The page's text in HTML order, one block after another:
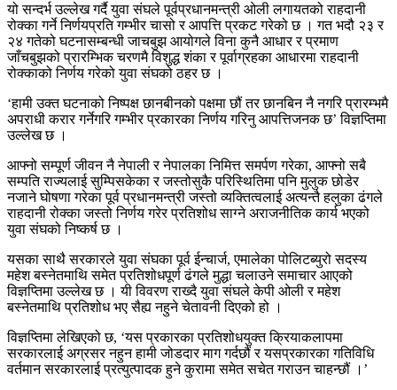
यो सन्दर्भ उल्लेख गर्दै युवा संघले पूर्वप्रधानमन्त्री ओली लगायतको राहदानी
रोक्का गर्ने निर्णयप्रति गम्भीर चासो र आपत्ति प्रकट गरेको छ । गत भदौ २३ र
२४ गतेको घटनासम्बन्धी जाचबुझ आयोगले विना कुनै आधार र प्रमाण
जाँचबुझको प्रारम्भिक चरणमै विशुद्ध शंका र पूर्वाग्रहका आधारमा राहदानी
रोक्काको निर्णय गरेको युवा संघको ठहर छ ।
‘हामी उक्त घटनाको निष्पक्ष छानबीनको पक्षमा छौं तर छानबिन नै नगरि प्रारम्भमै
अपराधी करार गर्नेगरि गम्भीर प्रकारका निर्णय गरिनु आपत्तिजनक छ’ विज्ञप्तिमा
उल्लेख छ ।
आफ्नो सम्पूर्ण जीवन नै नेपाली र नेपालका निमित्त समर्पण गरेका, आफ्नो सबै
सम्पति राज्यलाई सुम्पिसकेका र जस्तोसुकै परिस्थितिमा पनि मुलुक छोडेर
नजाने घोषणा गरेका पूर्व प्रधानमन्त्री जस्तो व्यक्तित्वलाई अत्यन्तै हलुका ढंगले
राहदानी रोक्का जस्तो निर्णय गरेर प्रतिशोध साग्ने अराजनीतिक कार्य भएको
युवा संघको निष्कर्ष छ ।
यसका साथै सरकारले युवा संघका पूर्व ईन्चार्ज, एमालेका पोलिटब्युरो सदस्य
महेश बस्नेतमाथि समेत प्रतिशोधपूर्ण ढंगले मुद्धा चलाउने समाचार आएको
विज्ञप्तिमा उल्लेख छ । यी विवरण राख्दै युवा संघले केपी ओली र महेश
बस्नेतमाथि प्रतिशोध भए सैह्य नहुने चेतावनी दिएको हो ।
विज्ञप्तिमा लेखिएको छ, ‘यस प्रकारका प्रतिशोधयुक्त क्रियाकलापमा
सरकारलाई अग्रसर नहुन हामी जोडदार माग गर्दछौं र यसप्रकारका गतिविधि
वर्तमान सरकारलाई प्रत्युत्पादक हुने कुरामा समेत सचेत गराउन चाहन्छौं ।’